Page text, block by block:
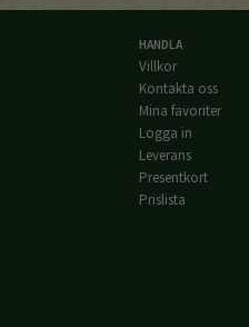
HANDLA
Villkor
Kontakta oss
Mina favoriter
Logga in
Leverans
Presentkort
Prislista